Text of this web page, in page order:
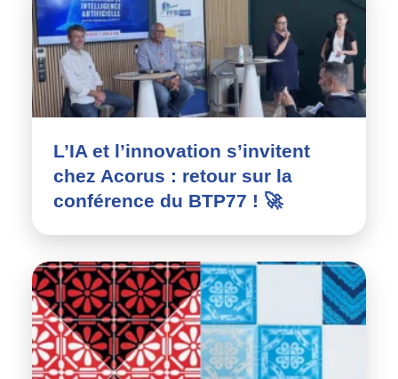
L’IA et l’innovation s’invitent
chez Acorus : retour sur la
conférence du BTP77 ! 🚀